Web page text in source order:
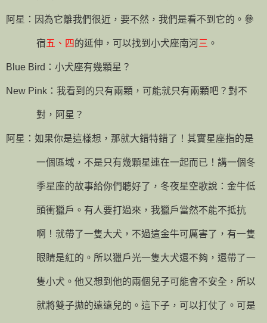
阿星：因為它離我們很近，要不然，我們是看不到它的。參
宿五、四的延伸，可以找到小犬座南河三 。
Blue Bird ：小犬座有幾顆星？
New Pink ：我看到的只有兩顆，可能就只有兩顆吧？對不
對，阿星？
阿星：如果你是這樣想，那就大錯特錯了！其實星座指的是
一個區域，不是只有幾顆星連在一起而已！講一個冬
季星座的故事給你們聽好了，冬夜星空歌說：金牛低
頭衝獵戶。有人要打過來，我獵戶當然不能不抵抗
啊！就帶了一隻大犬，不過這金牛可厲害了，有一隻
眼睛是紅的。所以獵戶光一隻大犬還不夠，還帶了一
隻小犬。他又想到他的兩個兒子可能會不安全，所以
就將雙子拋的遠遠兒的。這下子，可以打仗了。可是